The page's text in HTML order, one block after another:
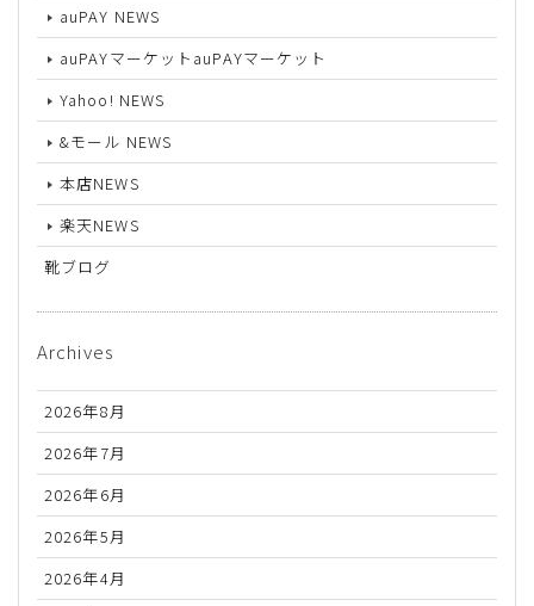
auPAY NEWS
auPAYマーケットauPAYマーケット
Yahoo! NEWS
&モール NEWS
本店NEWS
楽天NEWS
靴ブログ
Archives
2026年8月
2026年7月
2026年6月
2026年5月
2026年4月